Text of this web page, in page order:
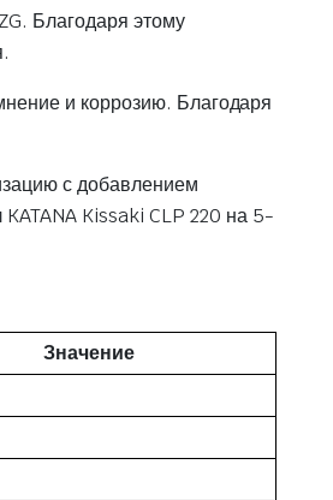
Благодаря этому
и коррозию. Благодаря
с добавлением
Kissaki CLP 220 на 5-
Значение